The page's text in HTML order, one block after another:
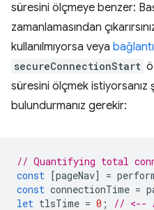
süresini ölçmeye benzer:
zamanlamasından
kullanılmıyorsa veya
secureConnectionStart
süresini ölçmek istiyorsanız
bulundurmanız gerekir:
// Quantifying total
const
[pageNav] =
const connectionTime =
let tlsTime = 0 ; // <--